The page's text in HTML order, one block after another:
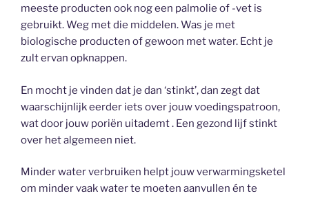
meeste producten ook nog een palmolie of -vet is
gebruikt. Weg met die middelen. Was je met
biologische producten of gewoon met water. Echt je
zult ervan opknappen.
En mocht je vinden dat je dan ‘stinkt’, dan zegt dat
waarschijnlijk eerder iets over jouw voedingspatroon,
wat door jouw poriën uitademt . Een gezond lijf stinkt
over het algemeen niet.
Minder water verbruiken helpt jouw verwarmingsketel
om minder vaak water te moeten aanvullen én te